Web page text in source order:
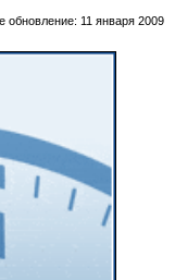
обновление: 11 января 2009